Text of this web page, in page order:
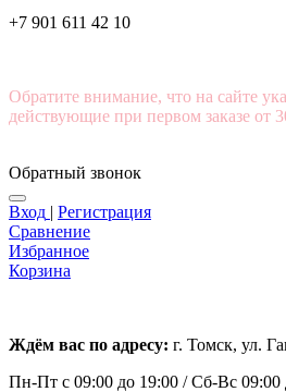
+7 901 611 42 10
Обратите внимание, что на сайте
действующие при первом заказе от
Обратный звонок
Вход | Регистрация
Сравнение
Избранное
Корзина
Ждём вас по адресу: г. Томск, ул.
Пн-Пт с 09:00 до 19:00 /Сб-Вс 09:00